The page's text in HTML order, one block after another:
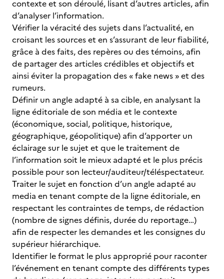
contexte et son déroulé, lisant d’autres articles, afin
d’analyser l’information.
Vérifier la véracité des sujets dans l’actualité, en
croisant les sources et en s’assurant de leur fiabilité,
grâce à des faits, des repères ou des témoins, afin
de partager des articles crédibles et objectifs et
ainsi éviter la propagation des « fake news » et des
rumeurs.
Définir un angle adapté à sa cible, en analysant la
ligne éditoriale de son média et le contexte
(économique, social, politique, historique,
géographique, géopolitique) afin d’apporter un
éclairage sur le sujet et que le traitement de
l’information soit le mieux adapté et le plus précis
possible pour son lecteur/auditeur/téléspectateur.
Traiter le sujet en fonction d’un angle adapté au
media en tenant compte de la ligne éditoriale, en
respectant les contraintes de temps, de rédaction
(nombre de signes définis, durée du reportage…)
afin de respecter les demandes et les consignes du
supérieur hiérarchique.
Identifier le format le plus approprié pour raconter
l’événement en tenant compte des différents types